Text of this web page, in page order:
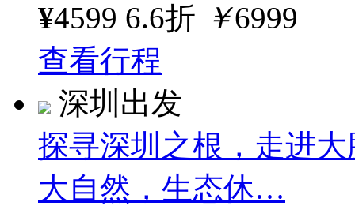
¥4599 6.6折 ￥6999
查看行程
深圳出发
探寻深圳之根，走进
大自然，生态休…